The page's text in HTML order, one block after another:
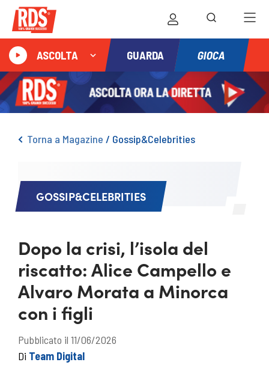
ASCOLTA GUARDA GIOCA
Torna a Magazine / Gossip&Celebrities
GOSSIP&CELEBRITIES
Dopo la crisi, l’isola del
riscatto: Alice Campello e
Alvaro Morata a Minorca
con i figli
Pubblicato il 11/06/2026
Di Team Digital